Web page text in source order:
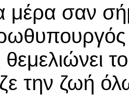
μέρα σαν
θεμελιώνει
την ζωή